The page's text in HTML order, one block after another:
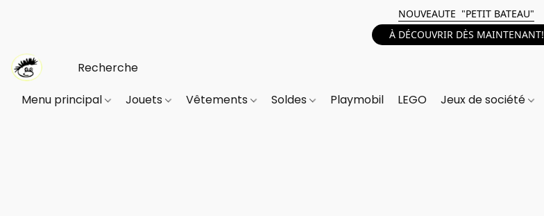
NOUVEAUTE "PETIT BATEAU"
À DÉCOUVRIR DÈS MAINTENANT!
Menu principal Jouets Vêtements Soldes Playmobil LEGO Jeux de société